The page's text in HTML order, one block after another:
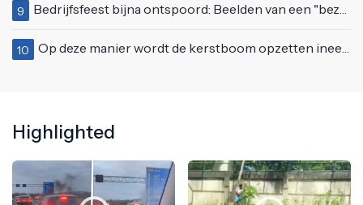
9 Bedrijfsfeest bijna ontspoord: Beelden van een "bezopen Tino Martin" gaan viraal
10 Op deze manier wordt de kerstboom opzetten ineens een stuk leuker
Highlighted